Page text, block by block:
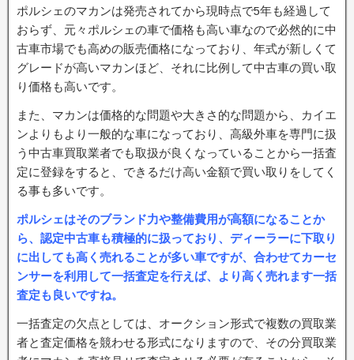
ポルシェのマカンは発売されてから現時点で5年も経過して
おらず、元々ポルシェの車で価格も高い車なので必然的に中
古車市場でも高めの販売価格になっており、年式が新しくて
グレードが高いマカンほど、それに比例して中古車の買い取
り価格も高いです。
また、マカンは価格的な問題や大きさ的な問題から、カイエ
ンよりもより一般的な車になっており、高級外車を専門に扱
う中古車買取業者でも取扱が良くなっていることから一括査
定に登録をすると、できるだけ高い金額で買い取りをしてく
る事も多いです。
ポルシェはそのブランド力や整備費用が高額になることか
ら、認定中古車も積極的に扱っており、ディーラーに下取り
に出しても高く売れることが多い車ですが、合わせてカーセ
ンサーを利用して一括査定を行えば、より高く売れます一括
査定も良いですね。
一括査定の欠点としては、オークション形式で複数の買取業
者と査定価格を競わせる形式になりますので、その分買取業